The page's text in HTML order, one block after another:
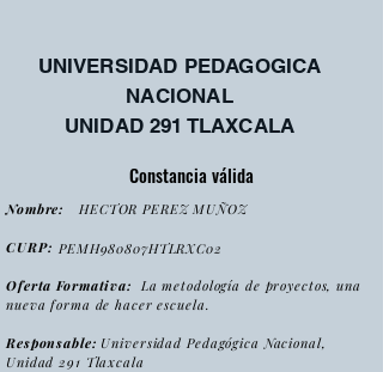
UNIVERSIDAD PEDAGOGICA
NACIONAL
UNIDAD 291 TLAXCALA
Constancia válida
Nombre:
CURP:
Oferta Formativa: La metodología de proyectos, una
nueva forma de hacer escuela.
Responsable: Universidad Pedagógica Nacional,
Unidad 291 Tlaxcala
HECTOR PEREZ MUÑOZ
PEMH980807HTLRXC02